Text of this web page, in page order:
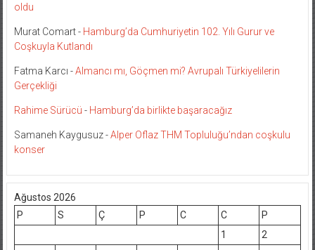
oldu
Murat Comart- Hamburg’da Cumhuriyetin 102. Yılı Gurur ve
Coşkuyla Kutlandı
Fatma Karcı -Almancı mı, Göçmen mi? Avrupalı Türkiyelilerin
Gerçekliği
Rahime Sürücü - Hamburg’da birlikte başaracağız
Samaneh Kaygusuz-Alper Oflaz THM Topluluğu’ndan coşkulu
konser
Ağustos 2026
P
S Ç P C C
P
1
2